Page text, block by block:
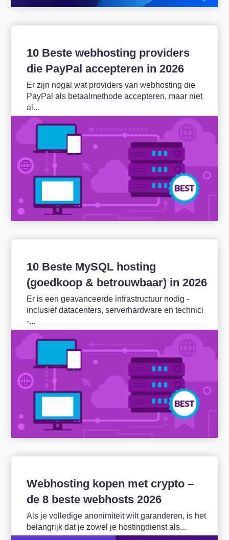
10 Beste webhosting providers
die PayPal accepteren in 2026
Er zijn nogal wat providers van webhosting die
PayPal als betaalmethode accepteren, maar niet
al...
10 Beste MySQL hosting
(goedkoop & betrouwbaar) in 2026
Er is een geavanceerde infrastructuur nodig -
inclusief datacenters, serverhardware en technici
-...
Webhosting kopen met crypto –
de 8 beste webhosts 2026
Als je volledige anonimiteit wilt garanderen, is het
belangrijk dat je zowel je hostingdienst als...